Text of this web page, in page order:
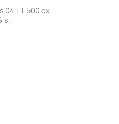
rapide
04 TT 500 ex.
s.